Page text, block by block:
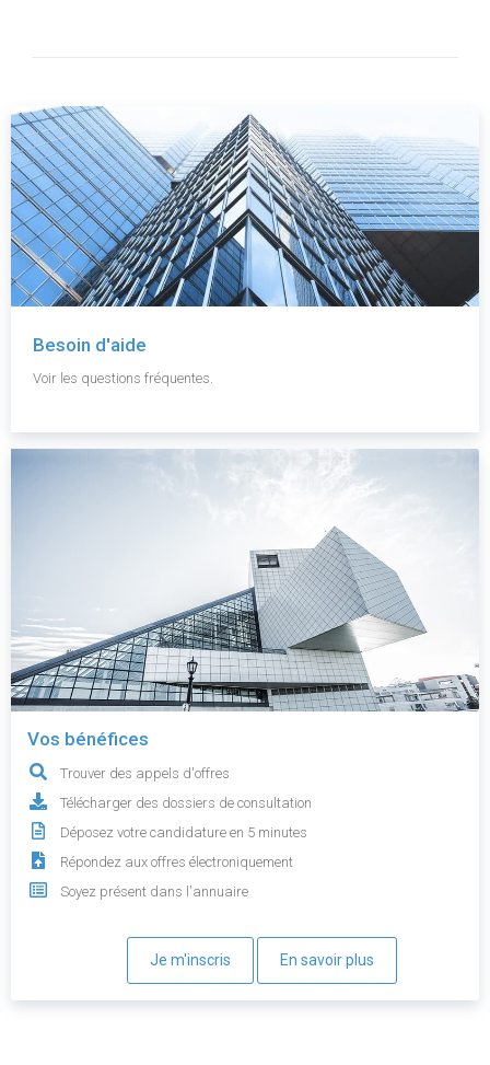
Besoin d'aide
Voir les questions fréquentes.
Vos bénéfices
Trouver des appels d'offres
Télécharger des dossiers de consultation
Déposez votre candidature en 5 minutes
Répondez aux offres électroniquement
Soyez présent dans l'annuaire
Je m'inscris En savoir plus